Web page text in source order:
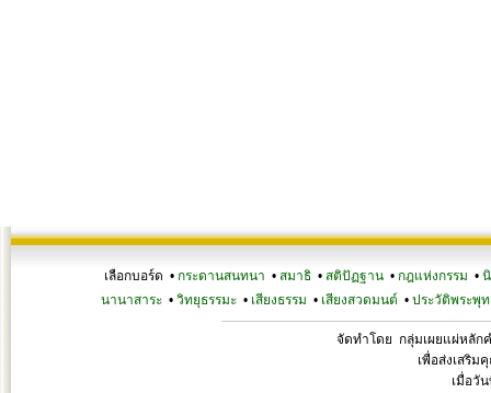
เลือกบอร์ด • กระดานสนทนา • สมาธิ • สติปัฏฐาน • กฎแห่งกรรม •
นานาสาระ• วิทยุธรรมะ• เสียงธรรม • เสียงสวดมนต์ • ประวัติพระพุท
จัดทำโดย กลุ่มเผยแผ่หลัก
เพื่อส่งเสริม
เมื่อวั